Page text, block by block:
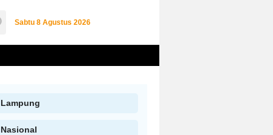
Sabtu 8 Agustus 2026
Lampung
Nasional